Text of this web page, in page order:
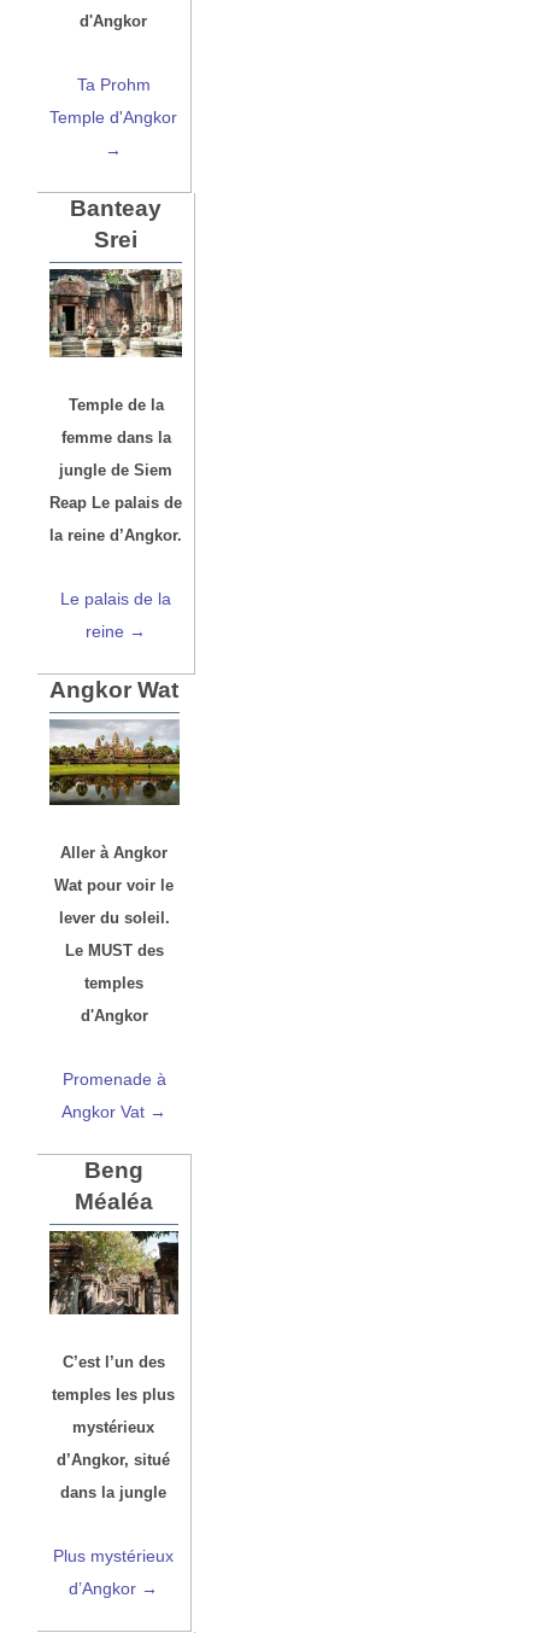
d'Angkor
Ta Prohm
Temple d'Angkor
→
Banteay
Srei
Temple de la
femme dans la
jungle de Siem
Reap Le palais de
la reine d’Angkor.
Le palais de la
reine →
Angkor Wat
Aller à Angkor
Wat pour voir le
lever du soleil.
Le MUST des
temples
d'Angkor
Promenade à
Angkor Vat →
Beng
Méaléa
C’est l’un des
temples les plus
mystérieux
d’Angkor, situé
dans la jungle
Plus mystérieux
d’Angkor →